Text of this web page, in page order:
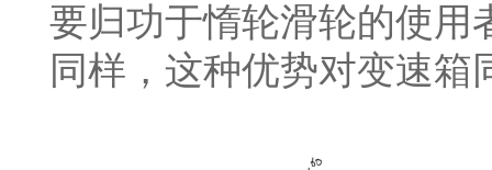
要归功于惰轮滑轮的使用
同样，这种优势对变速箱